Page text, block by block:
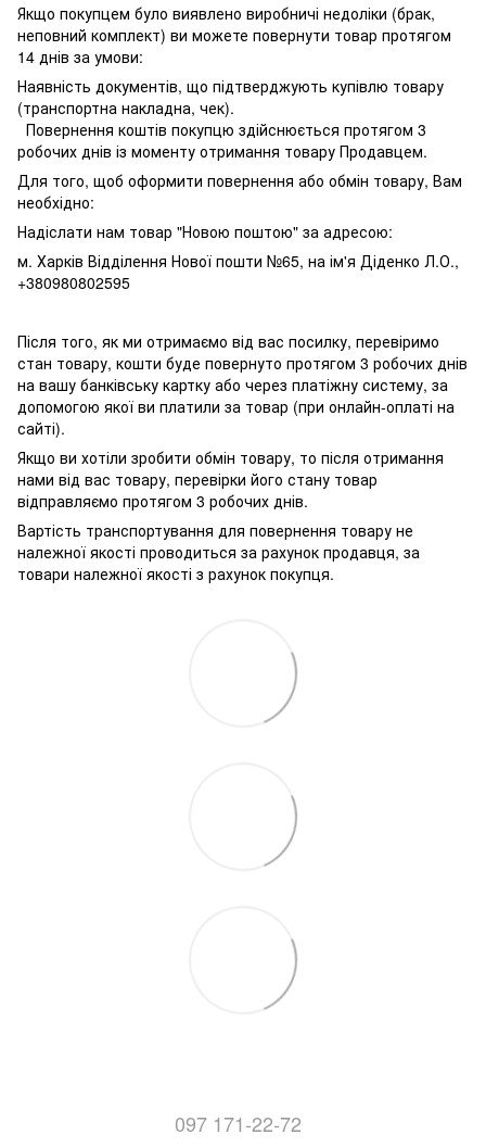
Якщо покупцем було виявлено виробничі недоліки (брак,
неповний комплект) ви можете повернути товар протягом
14 днів за умови:
Наявність документів, що підтверджують купівлю товару
(транспортна накладна, чек).
Повернення коштів покупцю здійснюється протягом 3
робочих днів із моменту отримання товару Продавцем.
Для того, щоб оформити повернення або обмін товару, Вам
необхідно:
Надіслати нам товар "Новою поштою" за адресою:
м. Харків Відділення Нової пошти №65, на ім'я Діденко Л.О.,
+380980802595
Після того, як ми отримаємо від вас посилку, перевіримо
стан товару, кошти буде повернуто протягом 3 робочих днів
на вашу банківську картку або через платіжну систему, за
допомогою якої ви платили за товар (при онлайн-оплаті на
сайті).
Якщо ви хотіли зробити обмін товару, то після отримання
нами від вас товару, перевірки його стану товар
відправляємо протягом 3 робочих днів.
Вартість транспортування для повернення товару не
належної якості проводиться за рахунок продавця, за
товари належної якості з рахунок покупця.
097 171-22-72